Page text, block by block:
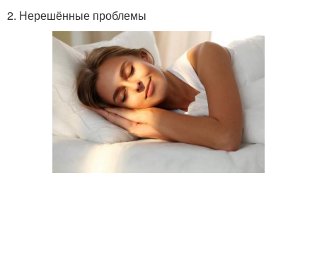
2. Нерешённые проблемы